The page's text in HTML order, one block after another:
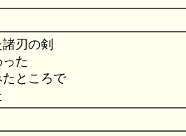
刃の剣
た
ところで